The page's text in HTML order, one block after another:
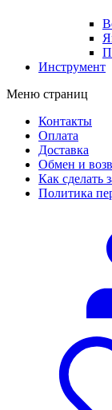
Инструмент
Меню страниц
Контакты
Оплата
Доставка
Обмен и
Как сделать
Политика